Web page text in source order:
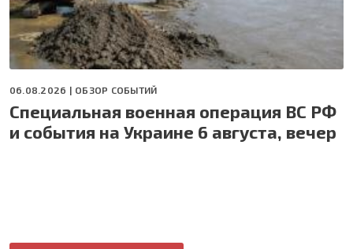
06.08.2026 | ОБЗОР СОБЫТИЙ
Специальная военная операция ВС РФ
и события на Украине 6 августа, вечер